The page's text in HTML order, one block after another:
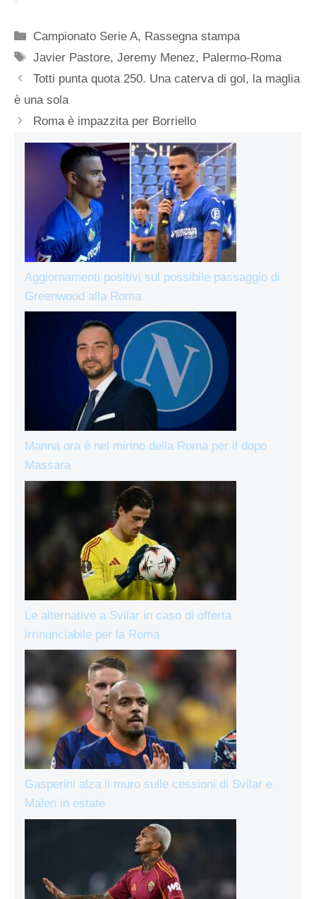
Categorie
Campionato Serie A, Rassegna stampa
Tag
Javier Pastore,Jeremy Menez, Palermo-Roma
Totti punta quota 250. Una caterva di gol, la maglia
è una sola
Roma è impazzita per Borriello
Aggiornamenti positivi sul possibile passaggio di
Greenwood alla Roma
Manna ora è nel mirino della Roma per il dopo
Massara
Le alternative a Svilar in caso di offerta
irrinunciabile per la Roma
Gasperini alza il muro sulle cessioni di Svilar e
Malen in estate